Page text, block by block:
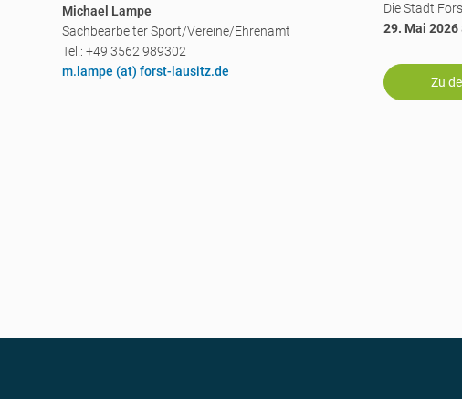
Michael Lampe
Sachbearbeiter Sport/Vereine/Ehrenamt
Tel.: +49 3562 989302
m.lampe (at) forst-lausitz.de
Die Stadt
29. Mai 2026
Zu